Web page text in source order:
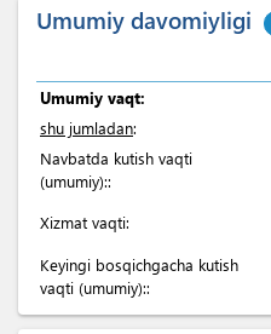
Umumiy davomiyligi
Umumiy vaqt:
shu jumladan:
Navbatda kutish vaqti
(umumiy)::
Xizmat vaqti:
Keyingi bosqichgacha kutish
vaqti (umumiy)::